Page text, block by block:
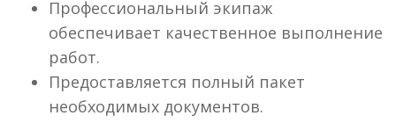
Профессиональный экипаж
обеспечивает качественное выполнение
работ.
Предоставляется полный пакет
необходимых документов.